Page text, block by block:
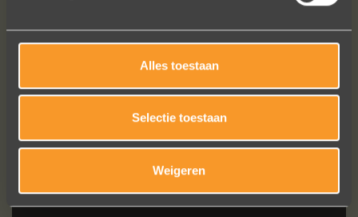
Alles toestaan
Selectie toestaan
Weigeren